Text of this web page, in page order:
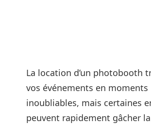
La location d’un photobooth
vos événements en moments
inoubliables, mais certaines
peuvent rapidement gâcher